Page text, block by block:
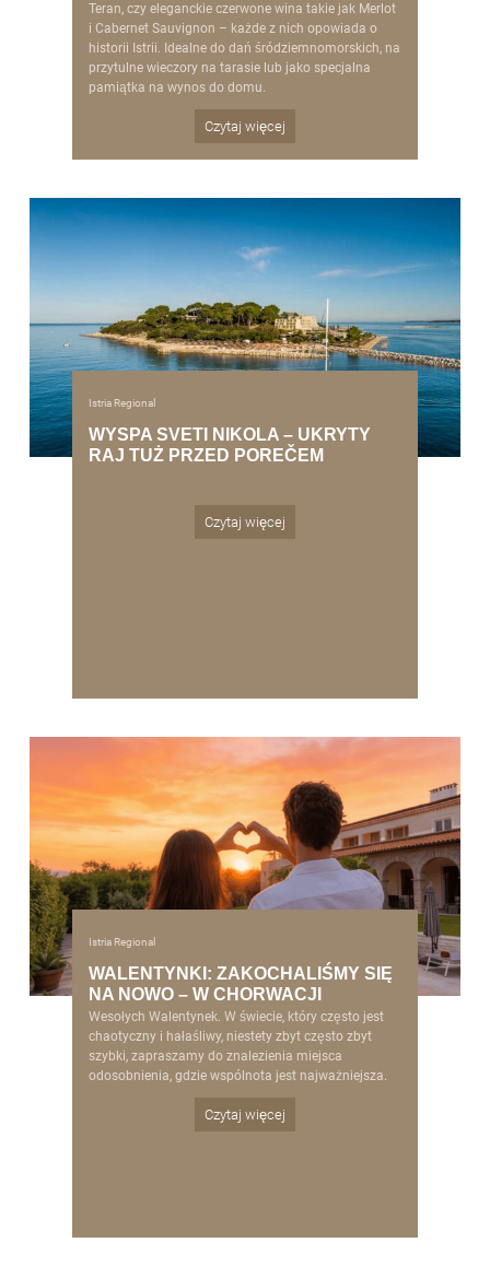
Teran, czy eleganckie czerwone wina takie jak Merlot
i Cabernet Sauvignon – każde z nich opowiada o
historii Istrii. Idealne do dań śródziemnomorskich, na
przytulne wieczory na tarasie lub jako specjalna
pamiątka na wynos do domu.
Czytaj więcej
Istria Regional
WYSPA SVETI NIKOLA – UKRYTY
RAJ TUŻ PRZED POREČEM
Czytaj więcej
Istria Regional
WALENTYNKI: ZAKOCHALIŚMY SIĘ
NA NOWO – W CHORWACJI
Wesołych Walentynek. W świecie, który często jest
chaotyczny i hałaśliwy, niestety zbyt często zbyt
szybki, zapraszamy do znalezienia miejsca
odosobnienia, gdzie wspólnota jest najważniejsza.
Czytaj więcej